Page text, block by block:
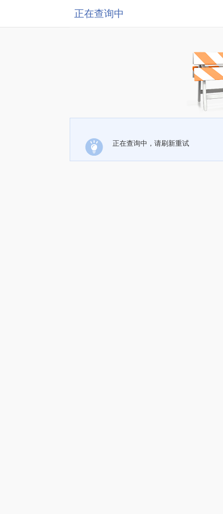
正在查询中
正在查询中，请刷新重试